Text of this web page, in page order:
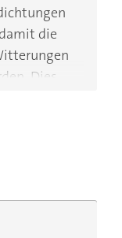
die
Dies
Balkon den